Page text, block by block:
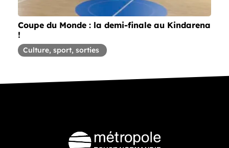
Coupe du Monde : la demi-finale au Kindarena
!
Article concernant la thématique
Culture, sport, sorties